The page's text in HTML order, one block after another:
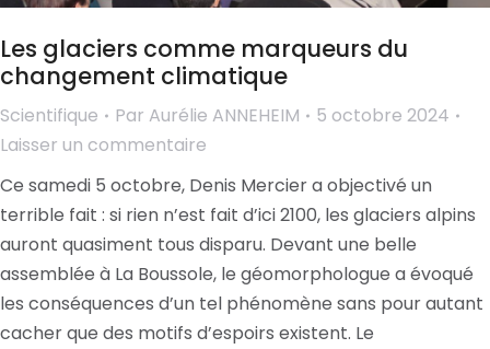
Les glaciers comme marqueurs du
changement climatique
Scientifique Par Aurélie ANNEHEIM
5 octobre 2024
Laisser un commentaire
Ce samedi 5 octobre, Denis Mercier a objectivé un
terrible fait : si rien n’est fait d’ici 2100, les glaciers alpins
auront quasiment tous disparu. Devant une belle
assemblée à La Boussole, le géomorphologue a évoqué
les conséquences d’un tel phénomène sans pour autant
cacher que des motifs d’espoirs existent. Le